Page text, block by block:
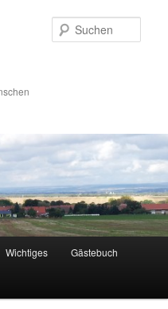
Wichtiges Gästebuch